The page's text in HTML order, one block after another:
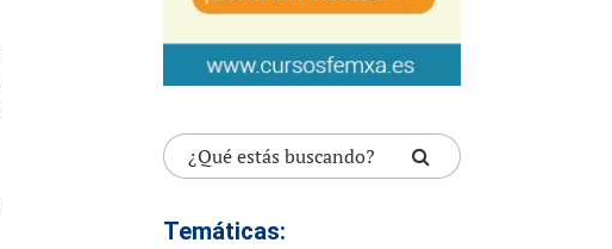
Temáticas: